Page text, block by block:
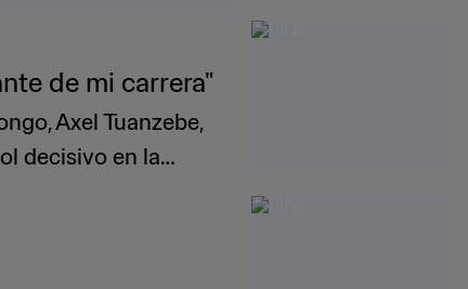
de mi carrera"
Axel Tuanzebe,
decisivo en la